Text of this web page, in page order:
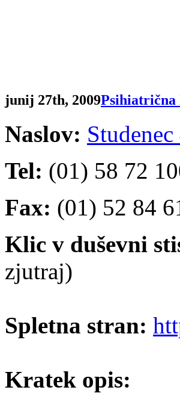
junij 27th, 2009
Naslov:
Tel: (01) 58 72
Fax: (01) 52 84
Klic v duševni
zjutraj)
Spletna stran:
Kratek opis: